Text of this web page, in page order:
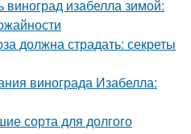
виноград изабелла зимой:
должна страдать: секреты
винограда Изабелла:
сорта для долгого